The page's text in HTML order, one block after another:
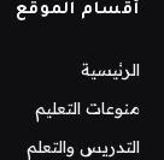
أقسام الموقع
الرئيسية
منوعات التعليم
التدريس والتعلم